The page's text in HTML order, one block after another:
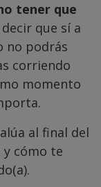
tener que
que sí a
no podrás
corriendo
momento
al final del
cómo te